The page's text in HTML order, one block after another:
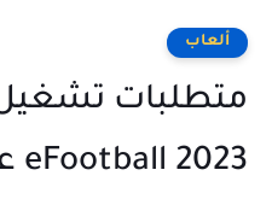
ألعاب
eFootball 2023 على الكمبيوتر